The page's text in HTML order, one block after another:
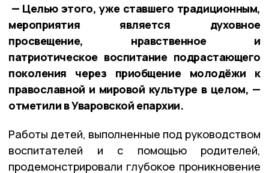
— Целью этого, уже ставшего традиционным,
мероприятия является духовное
просвещение, нравственное и
патриотическое воспитание подрастающего
поколения через приобщение молодёжи к
православной и мировой культуре в целом, —
отметили в Уваровской епархии.
Работы детей, выполненные под руководством
воспитателей и с помощью родителей,
продемонстрировали глубокое проникновение